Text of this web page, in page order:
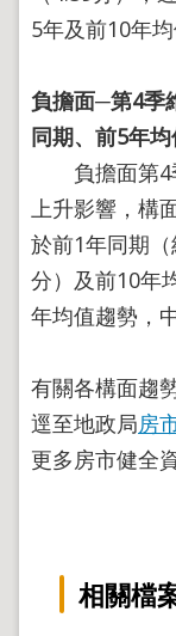
系
統
政
問
語
詞
彙
地
日
社
子
5年及前10年
負擔面─第4季
同期、前5年
負擔面第4
上升影響，構
於前1年同期
分）及前10年
年均值趨勢，
有關各構面趨
逕至地政局房
更多房市健全
相關檔